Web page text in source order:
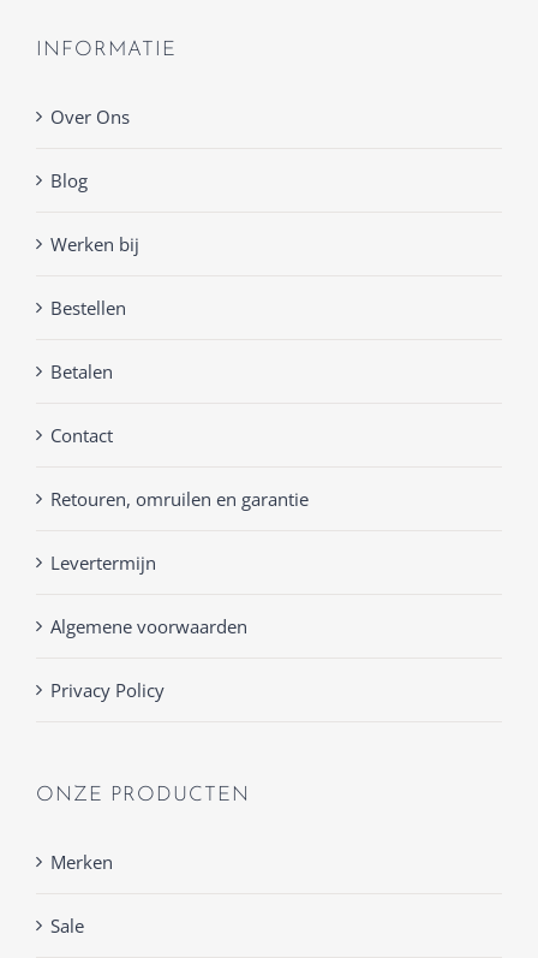
INFORMATIE
Over Ons
Blog
Werken bij
Bestellen
Betalen
Contact
Retouren, omruilen en garantie
Levertermijn
Algemene voorwaarden
Privacy Policy
ONZE PRODUCTEN
Merken
Sale